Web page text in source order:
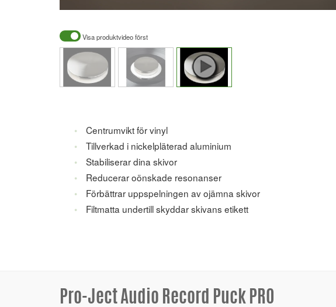
Visa produktvideo först
Centrumvikt för vinyl
Tillverkad i nickelpläterad aluminium
Stabiliserar dina skivor
Reducerar oönskade resonanser
Förbättrar uppspelningen av ojämna skivor
Filtmatta undertill skyddar skivans etikett
Pro-Ject Audio Record Puck PRO